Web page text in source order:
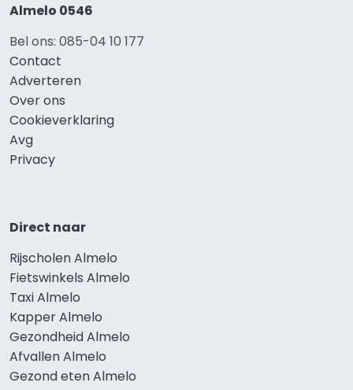
Almelo 0546
Bel ons: 085-04 10 177
Contact
Adverteren
Over ons
Cookieverklaring
Avg
Privacy
Direct naar
Rijscholen Almelo
Fietswinkels Almelo
Taxi Almelo
Kapper Almelo
Gezondheid Almelo
Afvallen Almelo
Gezond eten Almelo